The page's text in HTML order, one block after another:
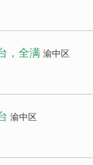
，全满 渝中区
渝中区